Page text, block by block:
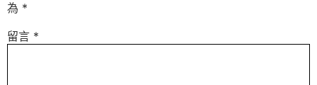
為 *
留言 *